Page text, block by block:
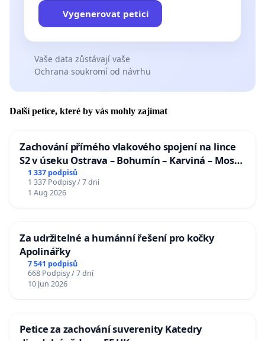
Vygenerovat petici
Vaše data zůstávají vaše
Ochrana soukromí od návrhu
Další petice, které by vás mohly zajímat
Zachování přímého vlakového spojení na lince
S2 v úseku Ostrava – Bohumín – Karviná – Mosty
u Jablunkova
1 337 podpisů
1 337 Podpisy / 7 dní
1 Aug 2026
Za udržitelné a humánní řešení pro kočky
Apolinářky
7 541 podpisů
668 Podpisy / 7 dní
10 Jun 2026
Petice za zachování suverenity Katedry